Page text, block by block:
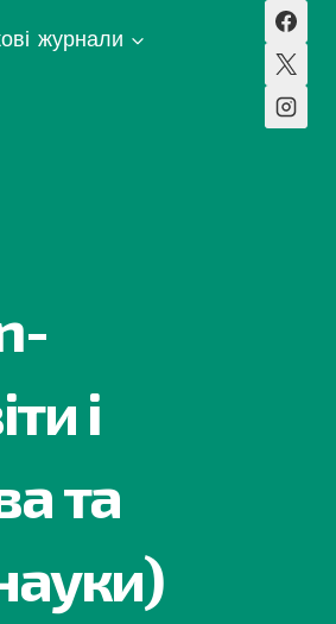
журнали
і
та